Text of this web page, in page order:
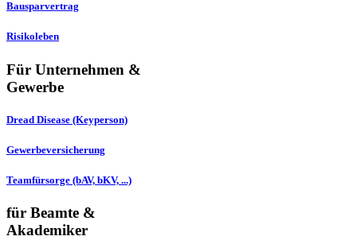
Bausparvertrag
Risikoleben
Für Unternehmen &
Gewerbe
Dread Disease (Keyperson)
Gewerbeversicherung
Teamfürsorge (bAV, bKV, ...)
für Beamte &
Akademiker